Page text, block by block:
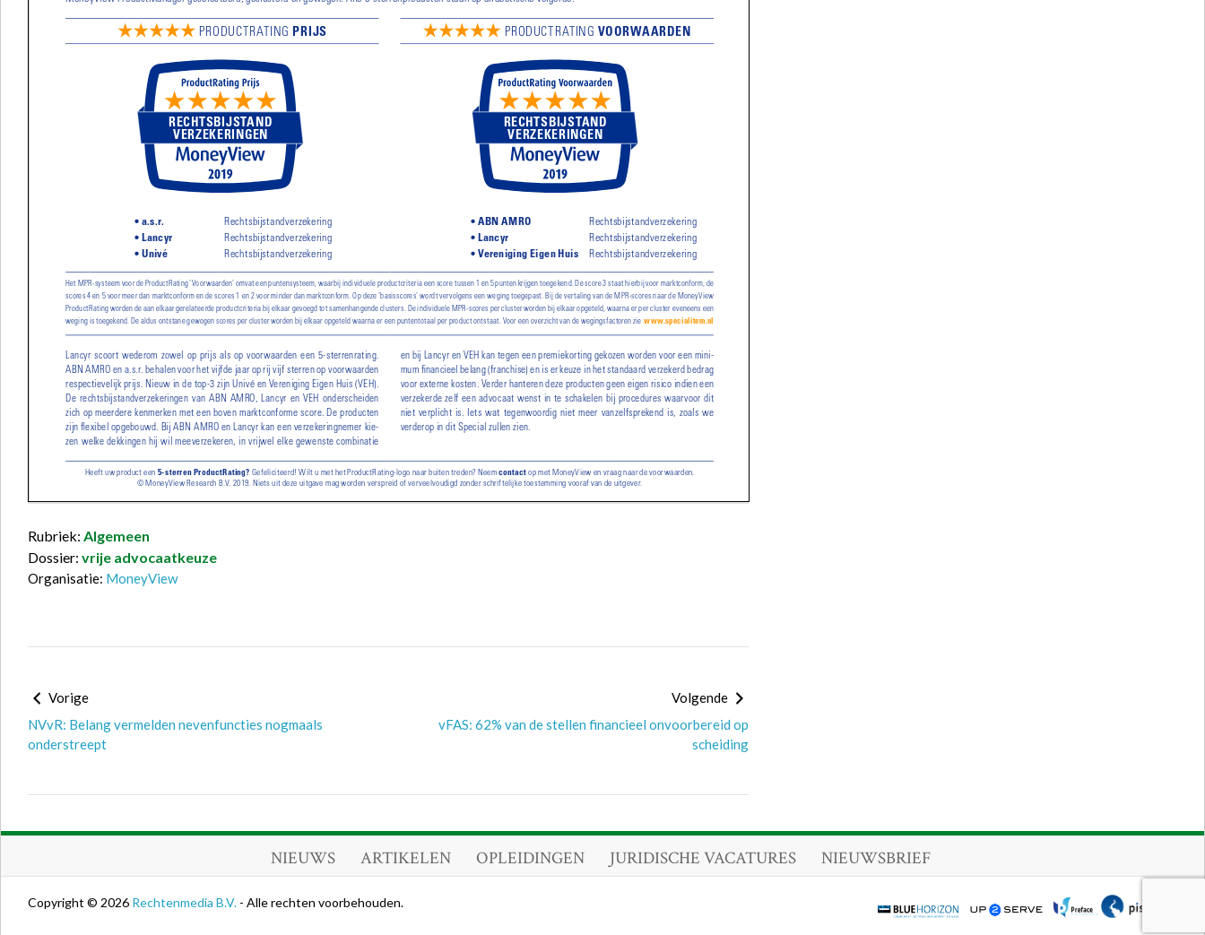
Rubriek: Algemeen
Dossier: vrije advocaatkeuze
Organisatie: MoneyView
Vorige
NVvR: Belang vermelden nevenfuncties nogmaals
onderstreept
Volgende
vFAS: 62% van de stellen financieel onvoorbereid op
scheiding
NIEUWS ARTIKELEN OPLEIDINGEN JURIDISCHE VACATURES NIEUWSBRIEF
Copyright © 2026 Rechtenmedia B.V. - Alle rechten voorbehouden.